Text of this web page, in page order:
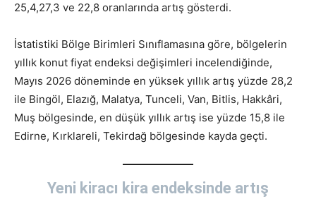
25,4,27,3 ve 22,8 oranlarında artış gösterdi.
İstatistiki Bölge Birimleri Sınıflamasına göre, bölgelerin
yıllık konut fiyat endeksi değişimleri incelendiğinde,
Mayıs 2026 döneminde en yüksek yıllık artış yüzde 28,2
ile Bingöl, Elazığ, Malatya, Tunceli, Van, Bitlis, Hakkâri,
Muş bölgesinde, en düşük yıllık artış ise yüzde 15,8 ile
Edirne, Kırklareli, Tekirdağ bölgesinde kayda geçti.
Yeni kiracı kira endeksinde artış